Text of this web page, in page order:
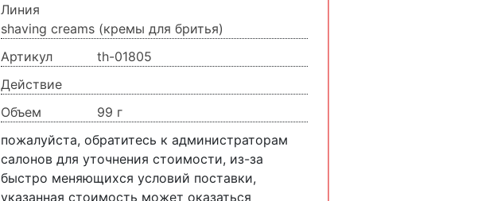
Линия
shaving creams (кремы для бритья)
Артикул
th-01805
Действие
Объем
99 г
пожалуйста, обратитесь к администраторам
салонов для уточнения стоимости, из-за
быстро меняющихся условий поставки,
указанная стоимость может оказаться